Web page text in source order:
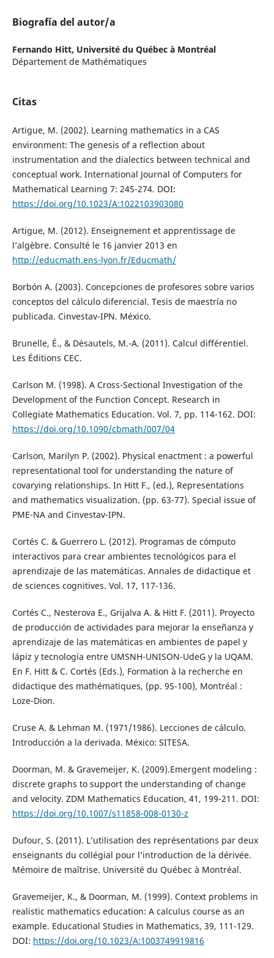
Biografía del autor/a
Fernando Hitt, Université du Québec à Montréal
Département de Mathématiques
Citas
Artigue, M. (2002). Learning mathematics in a CAS
environment: The genesis of a reflection about
instrumentation and the dialectics between technical and
conceptual work. International Journal of Computers for
Mathematical Learning 7: 245-274. DOI:
https://doi.org/10.1023/A:1022103903080
Artigue, M. (2012). Enseignement et apprentissage de
l’algèbre. Consulté le 16 janvier 2013 en
http://educmath.ens-lyon.fr/Educmath/
Borbón A. (2003). Concepciones de profesores sobre varios
conceptos del cálculo diferencial. Tesis de maestría no
publicada. Cinvestav-IPN. México.
Brunelle, É., & Désautels, M.-A. (2011). Calcul différentiel.
Les Éditions CEC.
Carlson M. (1998). A Cross-Sectional Investigation of the
Development of the Function Concept. Research in
Collegiate Mathematics Education. Vol. 7, pp. 114-162. DOI:
https://doi.org/10.1090/cbmath/007/04
Carlson, Marilyn P. (2002). Physical enactment : a powerful
representational tool for understanding the nature of
covarying relationships. In Hitt F., (ed.), Representations
and mathematics visualization. (pp. 63-77). Special issue of
PME-NA and Cinvestav-IPN.
Cortés C. & Guerrero L. (2012). Programas de cómputo
interactivos para crear ambientes tecnológicos para el
aprendizaje de las matemáticas. Annales de didactique et
de sciences cognitives. Vol. 17, 117-136.
Cortés C., Nesterova E., Grijalva A. & Hitt F. (2011). Proyecto
de producción de actividades para mejorar la enseñanza y
aprendizaje de las matemáticas en ambientes de papel y
lápiz y tecnología entre UMSNH-UNISON-UdeG y la UQAM.
En F. Hitt & C. Cortés (Eds.), Formation à la recherche en
didactique des mathématiques, (pp. 95-100), Montréal :
Loze-Dion.
Cruse A. & Lehman M. (1971/1986). Lecciones de cálculo.
Introducción a la derivada. México: SITESA.
Doorman, M. & Gravemeijer, K. (2009).Emergent modeling :
discrete graphs to support the understanding of change
and velocity. ZDM Mathematics Education, 41, 199-211. DOI:
https://doi.org/10.1007/s11858-008-0130-z
Dufour, S. (2011). L’utilisation des représentations par deux
enseignants du collégial pour l’introduction de la dérivée.
Mémoire de maîtrise. Université du Québec à Montréal.
Gravemeijer, K., & Doorman, M. (1999). Context problems in
realistic mathematics education: A calculus course as an
example. Educational Studies in Mathematics, 39, 111-129.
DOI: https://doi.org/10.1023/A:1003749919816